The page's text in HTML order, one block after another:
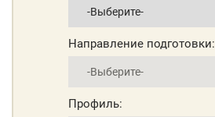
Направление подготовки:
Профиль: